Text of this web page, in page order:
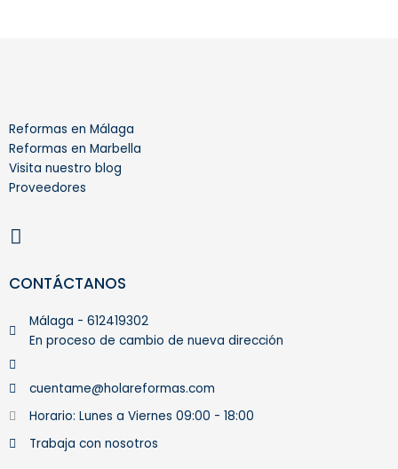
Reformas en Málaga
Reformas en Marbella
Visita nuestro blog
Proveedores
I
n
t
g
a
m
CONTÁCTANOS
Málaga - 612419302
En proceso de cambio de nueva dirección
cuentame@holareformas.com
Horario: Lunes a Viernes 09:00 - 18:00
Trabaja con nosotros